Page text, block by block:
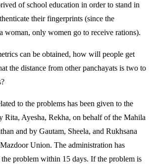
of school education in order to stand in
their fingerprints (since the
woman, only women go to receive rations).
can be obtained, how will people get
the distance from other panchayats is two to
to the problems has been given to the
Rita, Ayesha, Rekha, on behalf of the Mahila
and by Gautam, Sheela, and Rukhsana
Union. The administration has
the problem within 15 days. If the problem is